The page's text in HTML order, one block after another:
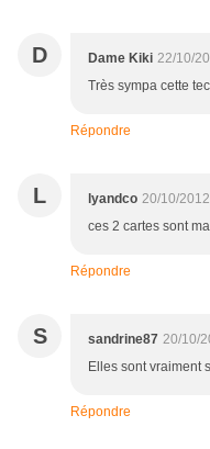
D Dame Kiki 22/10/
Très sympa cette
Répondre
L lyandco 20/10/
ces 2 cartes sont
Répondre
S sandrine87 20/10/
Elles sont vraiment
Répondre